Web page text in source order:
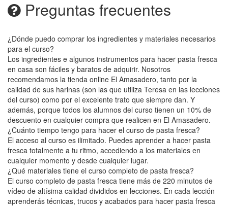
Preguntas frecuentes
¿Dónde puedo comprar los ingredientes y materiales necesarios
para el curso?
Los ingredientes e algunos instrumentos para hacer pasta fresca
en casa son fáciles y baratos de adquirir. Nosotros
recomendamos la tienda online El Amasadero, tanto por la
calidad de sus harinas (son las que utiliza Teresa en las lecciones
del curso) como por el excelente trato que siempre dan. Y
además, porque todos los alumnos del curso tienen un 10% de
descuento en cualquier compra que realicen en El Amasadero.
¿Cuánto tiempo tengo para hacer el curso de pasta fresca?
El acceso al curso es ilimitado. Puedes aprender a hacer pasta
fresca totalmente a tu ritmo, accediendo a los materiales en
cualquier momento y desde cualquier lugar.
¿Qué materiales tiene el curso completo de pasta fresca?
El curso completo de pasta fresca tiene más de 220 minutos de
vídeo de altísima calidad divididos en lecciones. En cada lección
aprenderás técnicas, trucos y acabados para hacer pasta fresca